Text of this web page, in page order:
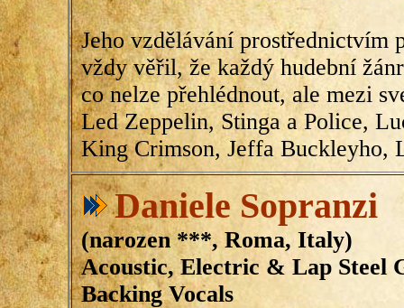
Jeho vzdělávání prostřednictvím
vždy věřil, že každý hudební
co nelze přehlédnout, ale mezi
Led Zeppelin, Stinga a Police,
King Crimson, Jeffa Buckleyho,
Daniele Sopranzi
(narozen ***, Roma, Italy)
Acoustic, Electric & Lap Steel
Backing Vocals